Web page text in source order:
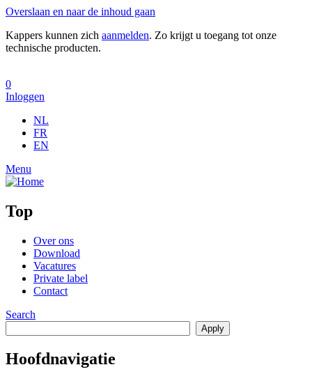
Overslaan en naar de inhoud gaan
Kappers kunnen zich aanmelden. Zo krijgt u toegang tot onze
technische producten.
0
Inloggen
NL
FR
EN
Menu
Top
Over ons
Download
Vacatures
Private label
Contact
Search
Hoofdnavigatie